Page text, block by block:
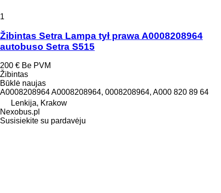
1
Žibintas Setra Lampa tył prawa A0008208964
autobuso Setra S515
200 € Be PVM
Žibintas
Būklė naujas
A0008208964 A0008208964, 0008208964, A000 820 89 64
Lenkija, Krakow
Nexobus.pl
Susisiekite su pardavėju